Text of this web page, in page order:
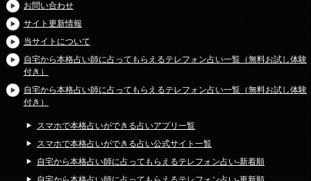
お問い合わせ
サイト更新情報
当サイトについて
自宅から本格占い師に占ってもらえるテレフォン占い一覧（無料お試し体験
付き）
自宅から本格占い師に占ってもらえるテレフォン占い一覧（無料お試し体験
付き）
スマホで本格占いができる占いアプリ一覧
スマホで本格占いができる占い公式サイト一覧
自宅から本格占い師に占ってもらえるテレフォン占い-新着順